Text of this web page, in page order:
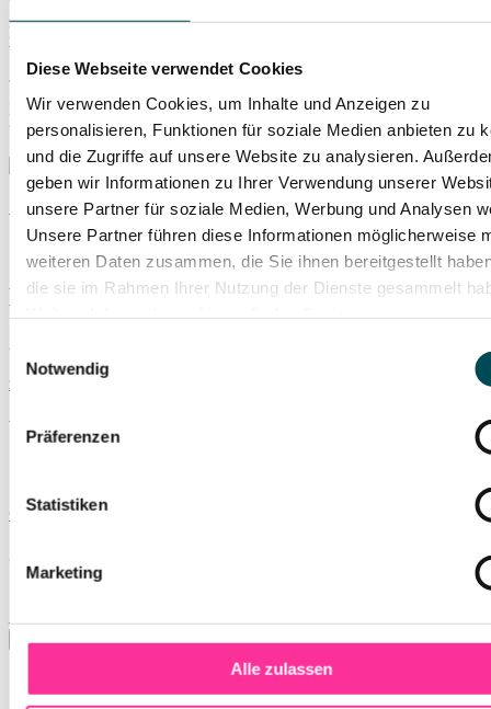
Diese Webseite verwendet Cookies
Wir verwenden Cookies, um Inhalte und Anzeigen zu
personalisieren, Funktionen für soziale Medien anbieten zu
und die Zugriffe auf unsere Website zu analysieren.
geben wir Informationen zu Ihrer Verwendung unserer
unsere Partner für soziale Medien, Werbung und Analysen
Unsere Partner führen diese Informationen möglicherweise
weiteren Daten zusammen, die Sie ihnen bereitgestellt
die sie im Rahmen Ihrer Nutzung der Dienste gesammelt
Einwilligungsauswahl
Notwendig
Präferenzen
Statistiken
Marketing
Alle zulassen
Hans Zimmer Filmmusik zu „ The Da Vinci Code"
Winter — Vivaldis Vier Jahreszeitenmagie u.v.m.
Ermäßigte Karten für Schüler und Studenten sind ausschließlich
unter Tel. 0711-524300 buchbar.
Pressematerial anzeigen
Liederhalle, Mozart-Saal
70174 Stuttgart
zum Routenplaner
Weitere Veranstaltungsempfehlungen
© Markus Jans